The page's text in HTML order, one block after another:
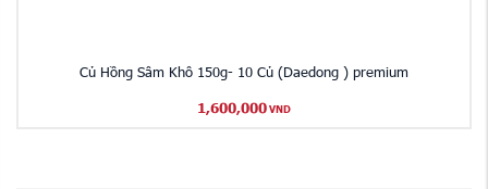
Củ Hồng Sâm Khô 150g- 10 Củ (Daedong ) premium
1,600,000 VND